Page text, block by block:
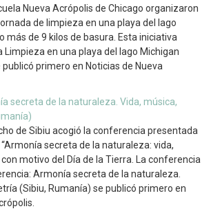
Nueva Acrópolis de Chicago organizaron
de limpieza en una playa del lago
más de 9 kilos de basura. Esta iniciativa
en una playa del lago Michigan
publicó primero en Noticias de Nueva
secreta de la naturaleza. Vida, música,
de Sibiu acogió la conferencia presentada
secreta de la naturaleza: vida,
motivo del Día de la Tierra. La conferencia
Armonía secreta de la naturaleza.
(Sibiu, Rumanía) se publicó primero en